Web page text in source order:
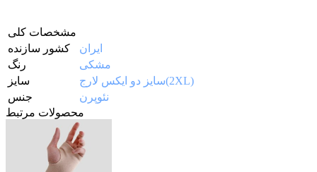
مشخصات کلی
کشور سازنده
‎ایران
رنگ
‎مشکی
سایز
‎سایز دو ایکس لارج(2XL)
جنس
‎نئوپرن
محصولات مرتبط